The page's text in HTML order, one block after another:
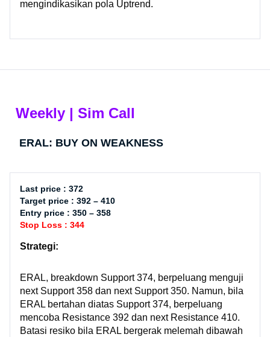
mengindikasikan pola Uptrend.
Weekly | Sim Call​
ERAL: BUY ON WEAKNESS
Last price : 372
Target price : 392 – 410
Entry price : 350 – 358
Stop Loss : 344
Strategi:
ERAL, breakdown Support 374, berpeluang menguji
next Support 358 dan next Support 350. Namun, bila
ERAL bertahan diatas Support 374, berpeluang
mencoba Resistance 392 dan next Resistance 410.
Batasi resiko bila ERAL bergerak melemah dibawah